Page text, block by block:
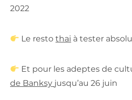
2022
Le restothai à tester
Et pour les adeptes de
de Banksy jusqu’au 26 juin